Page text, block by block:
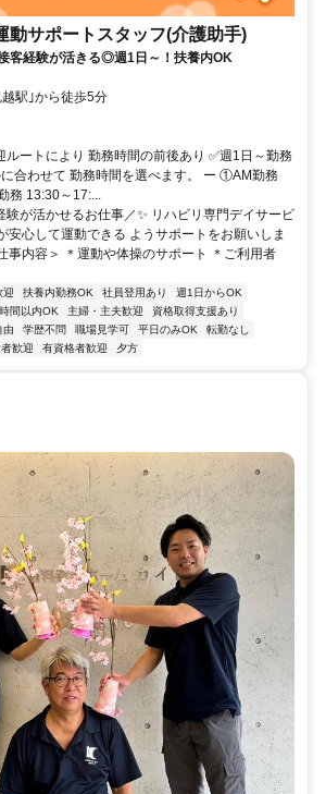
動サポートスタッフ(介護助手)
客経験が活きる◎週1日～！扶養内OK
駅｣から徒歩5分
ルートにより 勤務時間の前後あり ✅週1日～勤務
合わせて 勤務時間を選べます。 ー ①AM勤務
務 13:30～17:...
験が活かせるお仕事／✨ リハビリ専門デイサービ
安心して運動できる ようサポートをお願いしま
事内容＞ ＊運動や体操のサポート ＊ご利用者
迎 扶養内勤務OK 社員登用あり
週1日からOK
間以内OK 主婦・主夫歓迎
資格取得支援あり
由 学歴不問 職場見学可 平日のみOK
転勤なし
歓迎 有資格者歓迎 夕方